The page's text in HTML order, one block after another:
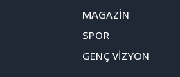
MAGAZİN
SPOR
GENÇ VİZYON